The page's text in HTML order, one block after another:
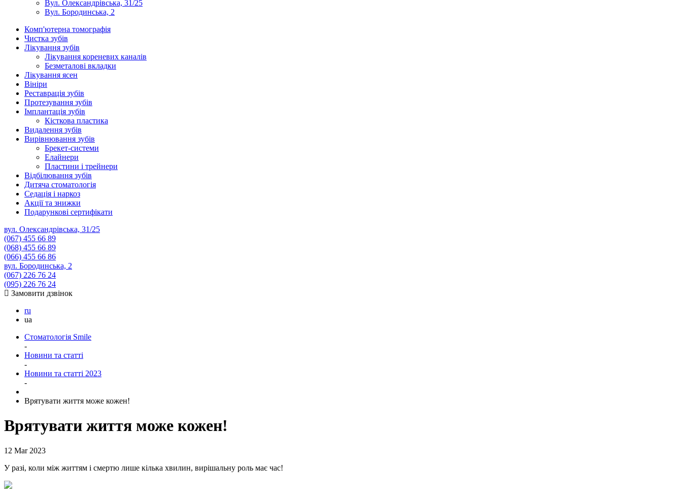
Вул. Олександрівська, 31/25
Вул. Бородинська, 2
Комп'ютерна томографія
Чистка зубів
Лікування зубів
Лікування кореневих каналів
Безметалові вкладки
Лікування ясен
Вініри
Реставрація зубів
Протезування зубів
Імплантація зубів
Кісткова пластика
Видалення зубів
Вирівнювання зубів
Брекет-системи
Елайнери
Пластини і трейнери
Відбілювання зубів
Дитяча стоматологія
Седація і наркоз
Акції та знижки
Подарункові сертифікати
вул. Олександрівська, 31/25
(067) 455 66 89
(068) 455 66 89
(066) 455 66 86
вул. Бородинська, 2
(067) 226 76 24
(095) 226 76 24
Замовити дзвінок
ru
ua
Стоматологія Smile
-
Новини та статті
-
Новини та статті 2023
-
Врятувати життя може кожен!
Врятувати життя може кожен!
12 Mar 2023
У разі, коли між життям і смертю лише кілька хвилин, вирішальну роль має час!